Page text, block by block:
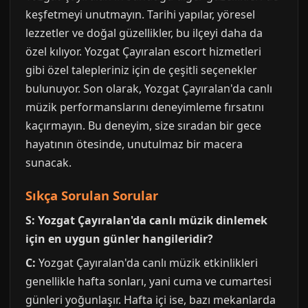
keşfetmeyi unutmayın. Tarihi yapılar, yöresel
lezzetler ve doğal güzellikler, bu ilçeyi daha da
özel kılıyor. Yozgat Çayıralan escort hizmetleri
gibi özel talepleriniz için de çeşitli seçenekler
bulunuyor. Son olarak, Yozgat Çayıralan'da canlı
müzik performanslarını deneyimleme fırsatını
kaçırmayın. Bu deneyim, size sıradan bir gece
hayatının ötesinde, unutulmaz bir macera
sunacak.
Sıkça Sorulan Sorular
S: Yozgat Çayıralan'da canlı müzik dinlemek
için en uygun günler hangileridir?
C: Yozgat Çayıralan'da canlı müzik etkinlikleri
genellikle hafta sonları, yani cuma ve cumartesi
günleri yoğunlaşır. Hafta içi ise, bazı mekanlarda